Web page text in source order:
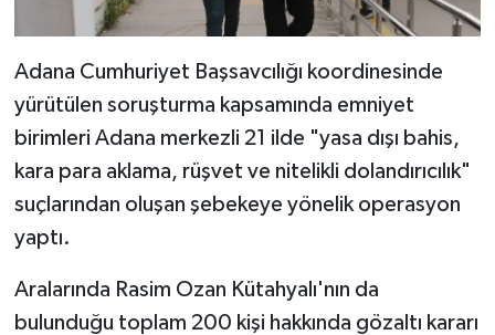
Adana Cumhuriyet Başsavcılığı koordinesinde
yürütülen soruşturma kapsamında emniyet
birimleri Adana merkezli 21 ilde "yasa dışı bahis,
kara para aklama, rüşvet ve nitelikli dolandırıcılık"
suçlarından oluşan şebekeye yönelik operasyon
yaptı.
Aralarında Rasim Ozan Kütahyalı'nın da
bulunduğu toplam 200 kişi hakkında gözaltı kararı